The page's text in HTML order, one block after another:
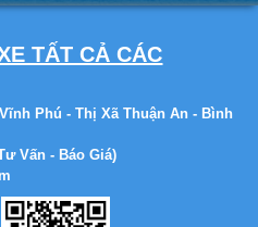
Foton 990kg
TẤT CẢ CÁC
Phú - Thị Xã Thuận An - Bình
Vấn - Báo Giá)